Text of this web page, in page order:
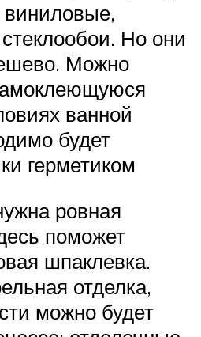
виниловые,
Но они
Можно
ванной
будет
герметиком
ровная
поможет
шпаклевка.
отделка,
можно будет